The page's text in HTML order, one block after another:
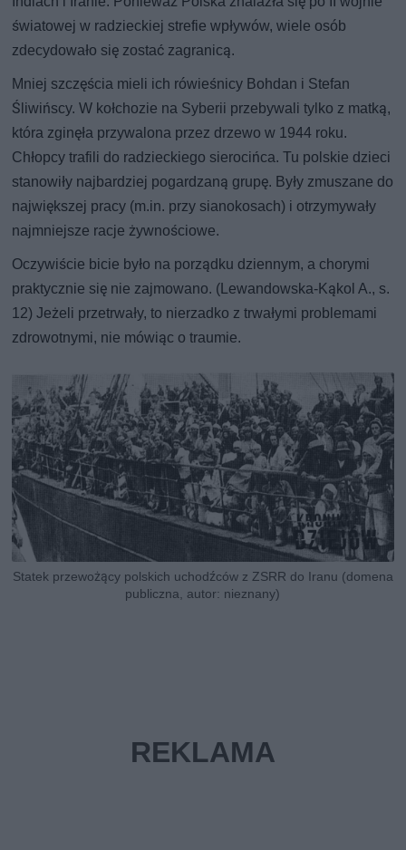
światowej w radzieckiej strefie wpływów, wiele osób
zdecydowało się zostać zagranicą.
Mniej szczęścia mieli ich rówieśnicy Bohdan i Stefan
Śliwińscy. W kołchozie na Syberii przebywali tylko z matką,
która zginęła przywalona przez drzewo w 1944 roku.
Chłopcy trafili do radzieckiego sierocińca. Tu polskie dzieci
stanowiły najbardziej pogardzaną grupę. Były zmuszane do
największej pracy (m.in. przy sianokosach) i otrzymywały
najmniejsze racje żywnościowe.
Oczywiście bicie było na porządku dziennym, a chorymi
praktycznie się nie zajmowano. (Lewandowska-Kąkol A., s.
12) Jeżeli przetrwały, to nierzadko z trwałymi problemami
zdrowotnymi, nie mówiąc o traumie.
Statek przewożący polskich uchodźców z ZSRR do Iranu (domena
publiczna, autor: nieznany)